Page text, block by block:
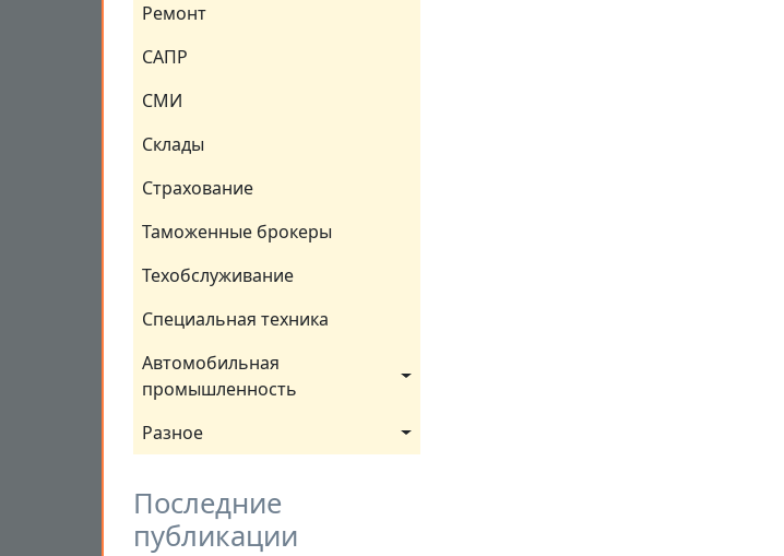
Ремонт
САПР
СМИ
Склады
Страхование
Таможенные брокеры
Техобслуживание
Специальная техника
Автомобильная
промышленность
Разное
Последние
публикации